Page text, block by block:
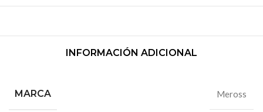
INFORMACIÓN ADICIONAL
MARCA Meross